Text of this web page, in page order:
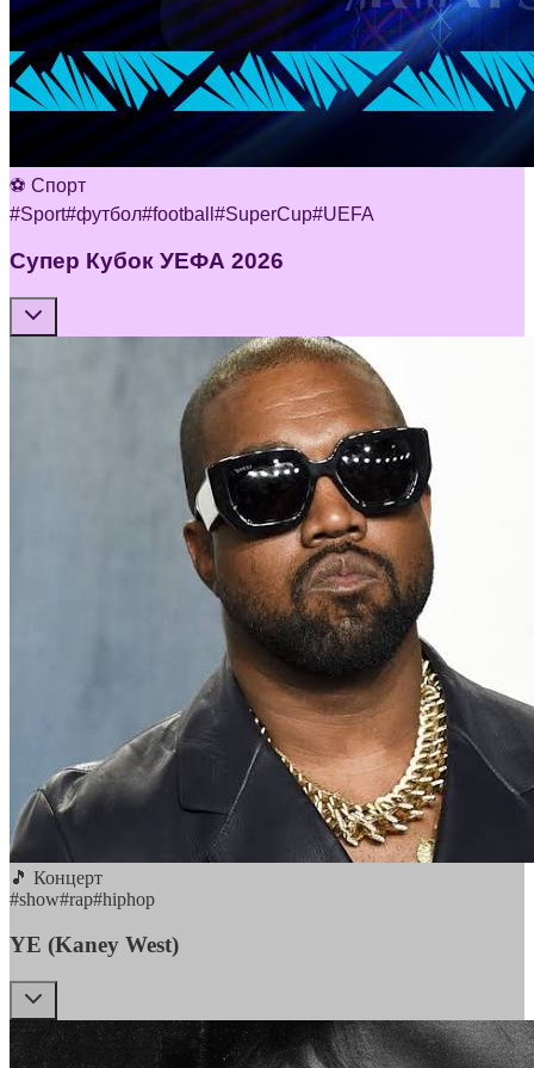
⚽ Спорт
#Sport#футбол#football #SuperCup#UEFA
Супер Кубок УЕФА 2026
🎵 Концерт
#show#rap#hiphop
YE (Kaney West)